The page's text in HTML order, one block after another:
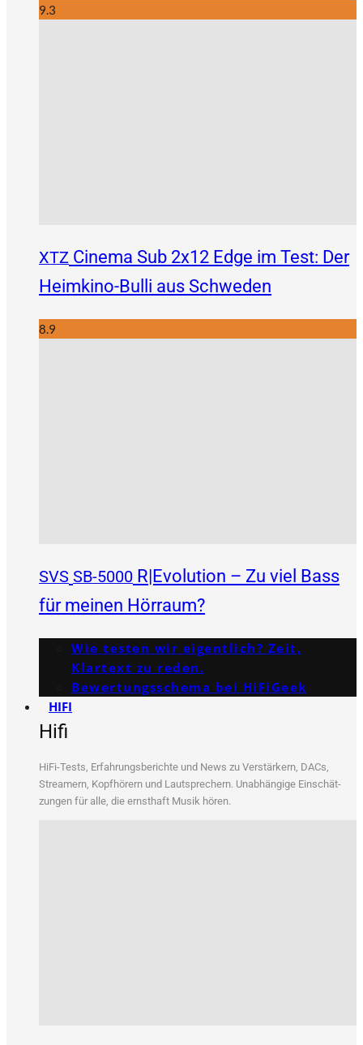
9.3
XTZ Cinema Sub 2x12 Edge im Test: Der
Heimkino-Bulli aus Schweden
8.9
SVS SB-5000 R|Evolution – Zu viel Bass
für meinen Hörraum?
Wie testen wir eigentlich? Zeit,
Klartext zu reden.
Bewertungs­schema bei HiFiGeek
HIFI
Hifi
HiFi-Tests, Erfah­rungs­be­rich­te und News zu Ver­stär­kern, DACs,
Strea­mern, Kopf­hö­rern und Laut­spre­chern. Unab­hän­gi­ge Ein­schät­
zun­gen für alle, die ernst­haft Musik hören.